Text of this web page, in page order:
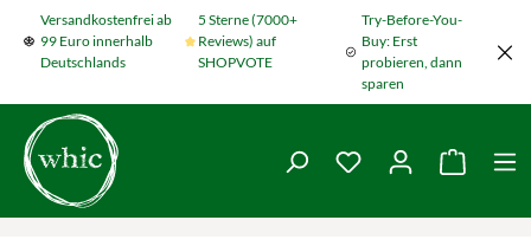
Zum Hauptinhalt springen
Versandkostenfrei ab
99 Euro innerhalb
Deutschlands
5 Sterne (7000+
Reviews) auf
SHOPVOTE
Try-Before-You-
Buy: Erst
probieren, dann
sparen
Du hast 0